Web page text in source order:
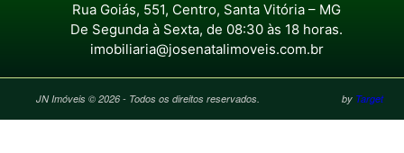
Rua Goiás, 551, Centro, Santa Vitória – MG
De Segunda à Sexta, de 08:30 às 18 horas.
imobiliaria@josenatalimoveis.com.br
JN Imóveis © 2026 - Todos os direitos reservados. by Target